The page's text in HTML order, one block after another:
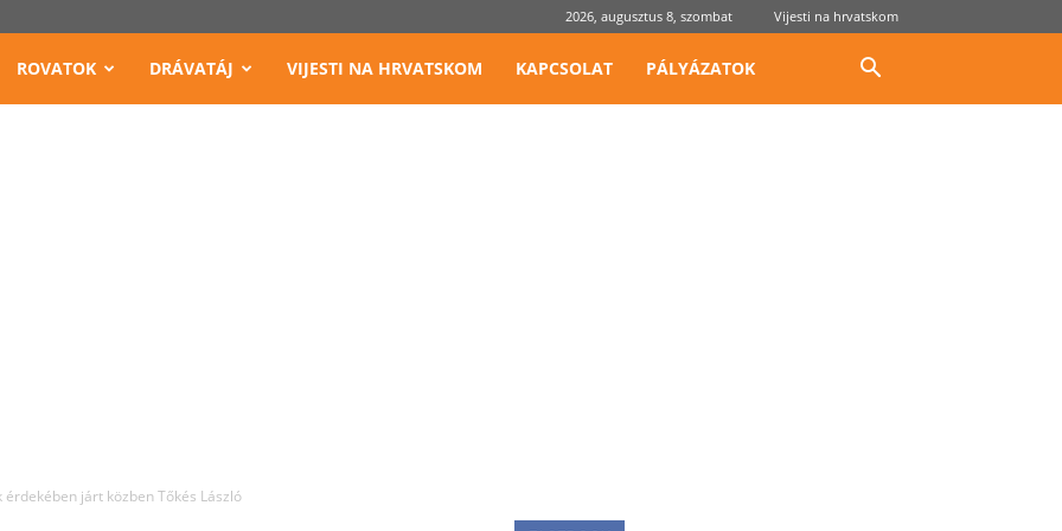
2026, augusztus 8, szombat Vijesti na hrvatskom
ROVATOK DRÁVATÁJ VIJESTI NA HRVATSKOM KAPCSOLAT PÁLYÁZATOK
járt közben Tőkés László